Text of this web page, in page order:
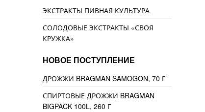
ЭКСТРАКТЫ ПИВНАЯ КУЛЬТУРА
СОЛОДОВЫЕ ЭКСТРАКТЫ «СВОЯ
КРУЖКА»
НОВОЕ ПОСТУПЛЕНИЕ
ДРОЖЖИ BRAGMAN SAMOGON, 70 Г
СПИРТОВЫЕ ДРОЖЖИ BRAGMAN
BIGPACK 100L, 260 Г